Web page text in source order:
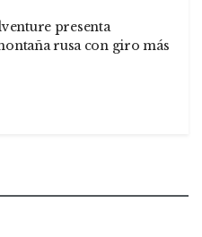
presenta
rusa con giro más